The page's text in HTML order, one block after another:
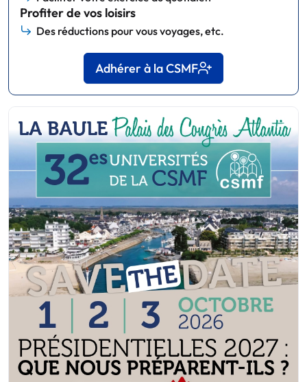
Profiter de vos loisirs
Des réductions pour vous voyages, etc.
Adhérer à la CSMF